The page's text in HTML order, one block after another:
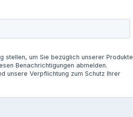
stellen, um Sie bezüglich unserer Produkte
Benachrichtigungen abmelden.
unsere Verpflichtung zum Schutz Ihrer